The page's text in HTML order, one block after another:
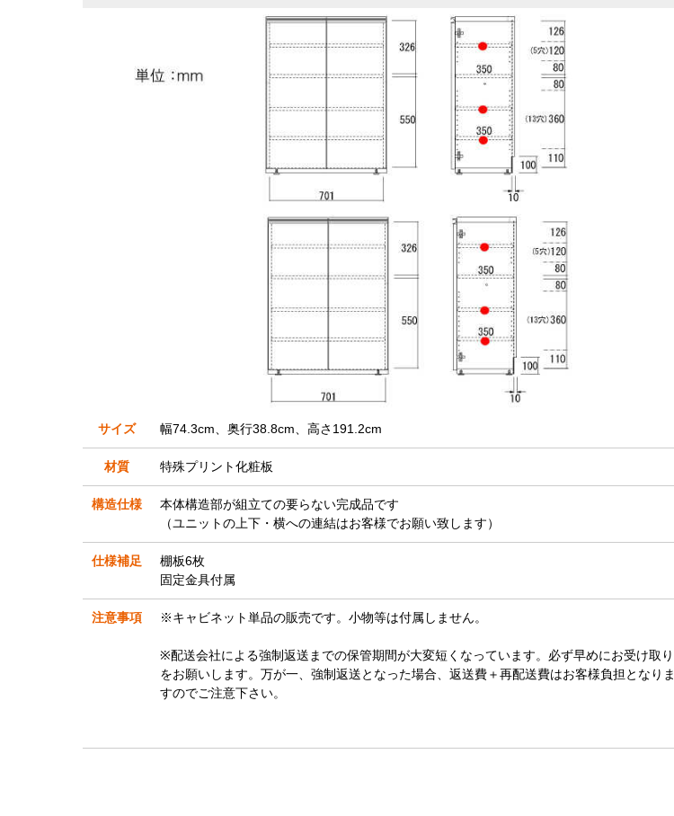
サイズ 幅74.3cm、奥行38.8cm、高さ191.2cm
材質 特殊プリント化粧板
構造仕様
本体構造部が組立ての要らない完成品です
（ユニットの上下・横への連結はお客様でお願い致します）
仕様補足
棚板6枚
固定金具付属
注意事項 ※キャビネット単品の販売です。小物等は付属しません。
※配送会社による強制返送までの保管期間が大変短くなっています。必ず早めにお受け取り
をお願いします。万が一、強制返送となった場合、返送費＋再配送費はお客様負担となりま
すのでご注意下さい。